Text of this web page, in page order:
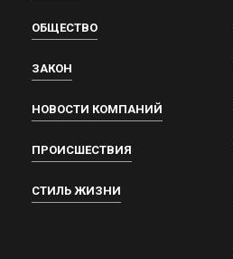
ОБЩЕСТВО
ЗАКОН
НОВОСТИ КОМПАНИЙ
ПРОИСШЕСТВИЯ
СТИЛЬ ЖИЗНИ